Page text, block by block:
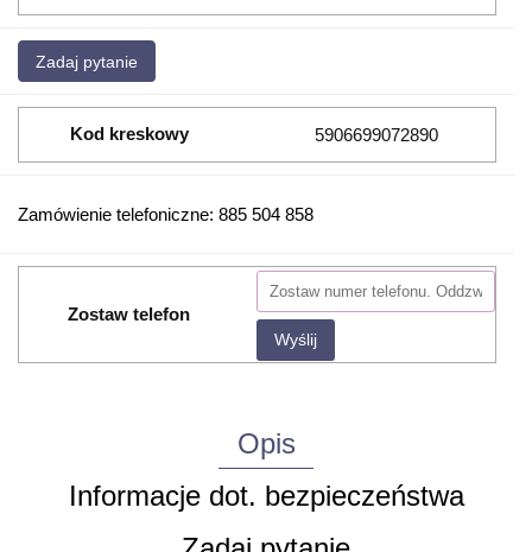
Zadaj pytanie
Kod kreskowy 5906699072890
Zamówienie telefoniczne: 885 504 858
Zostaw telefon
Wyślij
Opis
Informacje dot. bezpieczeństwa